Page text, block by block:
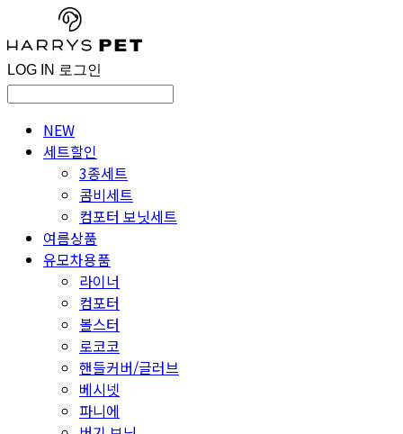
LOG IN 로그인
NEW
세트할인
3종세트
콤비세트
컴포터 보닛세트
여름상품
유모차용품
라이너
컴포터
볼스터
로코코
핸들커버/글러브
베시넷
파니에